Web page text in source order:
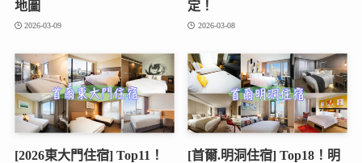
地圖
2026-03-09
定！
2026-03-08
[2026東大門住宿] Top11！
[首爾.明洞住宿] Top18！明